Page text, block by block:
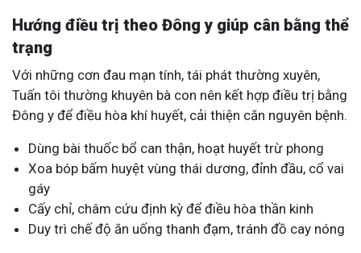
Hướng điều trị theo Đông y giúp cân bằng thể
trạng
Với những cơn đau mạn tính, tái phát thường xuyên,
Tuấn tôi thường khuyên bà con nên kết hợp điều trị bằng
Đông y để điều hòa khí huyết, cải thiện căn nguyên bệnh.
Dùng bài thuốc bổ can thận, hoạt huyết trừ phong
Xoa bóp bấm huyệt vùng thái dương, đỉnh đầu, cổ vai
gáy
Cấy chỉ, châm cứu định kỳ để điều hòa thần kinh
Duy trì chế độ ăn uống thanh đạm, tránh đồ cay nóng